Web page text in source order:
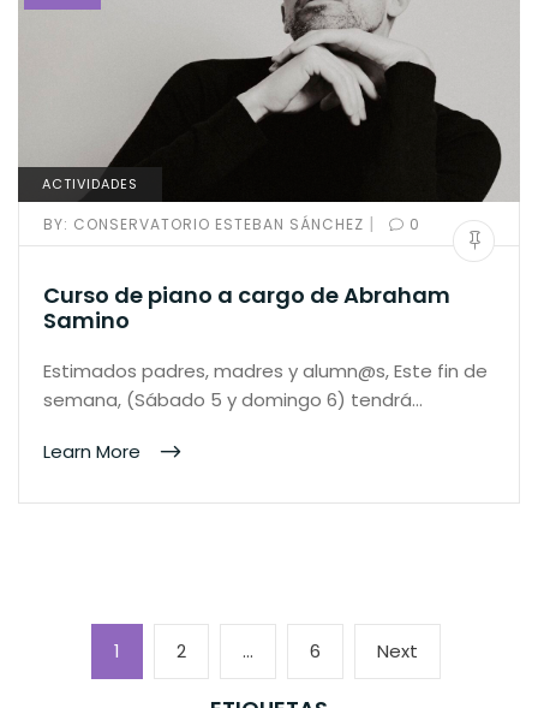
ACTIVIDADES
BY: CONSERVATORIO ESTEBAN SÁNCHEZ | 0
Curso de piano a cargo de Abraham
Samino
Estimados padres, madres y alumn@s, Este fin de
semana, (Sábado 5 y domingo 6) tendrá…
Learn More
Paginación
Page
1 Page
2 … Page
6 Next
page